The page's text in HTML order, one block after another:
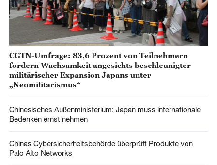
CGTN-Umfrage: 83,6 Prozent von Teilnehmern
fordern Wachsamkeit angesichts beschleunigter
militärischer Expansion Japans unter
„Neomilitarismus“
Chinesisches Außenministerium: Japan muss internationale
Bedenken ernst nehmen
Chinas Cybersicherheitsbehörde überprüft Produkte von
Palo Alto Networks